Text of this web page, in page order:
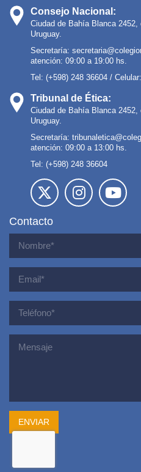
Consejo Nacional:
Ciudad de Bahía Blanca 2452,
Uruguay.
Secretaría:
atención: 09:00 a 19:00 hs.
Tel: (+598) 248 36604 /
Tribunal de Ética:
Ciudad de Bahía Blanca 2452,
Uruguay.
Secretaría:
atención: 09:00 a 13:00 hs.
Tel: (+598) 248 36604
Contacto